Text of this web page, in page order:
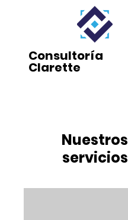
Consultoría
Clarette
Nuestros
servicios